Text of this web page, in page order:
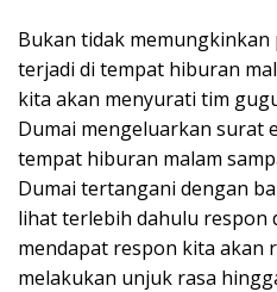
Bukan tidak
terjadi di tempat hiburan
kita akan menyurati tim
Dumai mengeluarkan surat
tempat hiburan malam
Dumai tertangani dengan
lihat terlebih dahulu respon
mendapat respon kita akan
melakukan unjuk rasa